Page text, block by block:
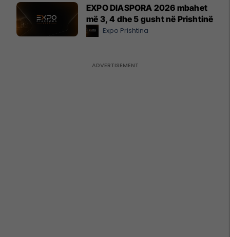
EXPO DIASPORA 2026 mbahet
më 3, 4 dhe 5 gusht në Prishtinë
Expo Prishtina